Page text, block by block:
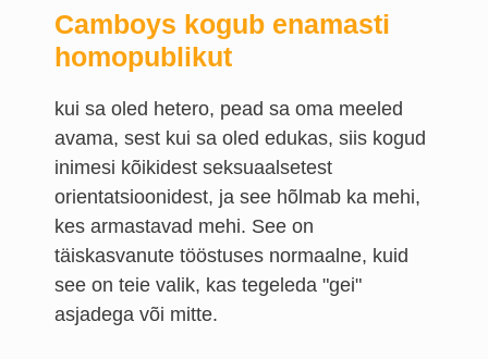
Camboys kogub enamasti
homopublikut
kui sa oled hetero, pead sa oma meeled
avama, sest kui sa oled edukas, siis kogud
inimesi kõikidest seksuaalsetest
orientatsioonidest, ja see hõlmab ka mehi,
kes armastavad mehi. See on
täiskasvanute tööstuses normaalne, kuid
see on teie valik, kas tegeleda "gei"
asjadega või mitte.